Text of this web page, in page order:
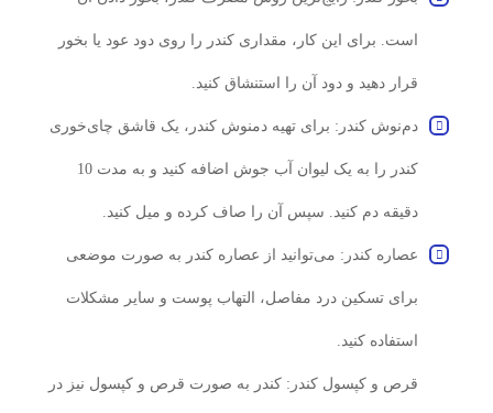
است. برای این کار، مقداری کندر را روی دود عود یا بخور
قرار دهید و دود آن را استنشاق کنید.
دم‌نوش کندر: برای تهیه دمنوش کندر، یک قاشق چای‌خوری
کندر را به یک لیوان آب جوش اضافه کنید و به مدت 10
دقیقه دم کنید. سپس آن را صاف کرده و میل کنید.
عصاره کندر: می‌توانید از عصاره کندر به صورت موضعی
برای تسکین درد مفاصل، التهاب پوست و سایر مشکلات
استفاده کنید.
قرص و کپسول کندر: کندر به صورت قرص و کپسول نیز در